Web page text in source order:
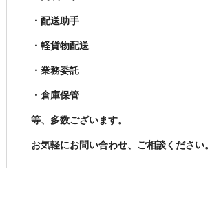
・配送助手
・軽貨物配送
・業務委託
・倉庫保管
等、多数ございます。
お気軽にお問い合わせ、ご相談ください。